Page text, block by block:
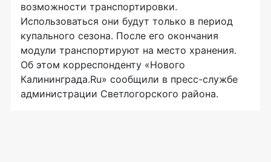
возможности транспортировки.
Использоваться они будут только в период
купального сезона. После его окончания
модули транспортируют на место хранения.
Об этом корреспонденту «Нового
Калининграда.Ru» сообщили в пресс-службе
администрации Светлогорского района.